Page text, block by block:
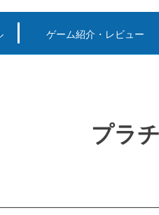
ゲーム紹介・レビュー
プラ